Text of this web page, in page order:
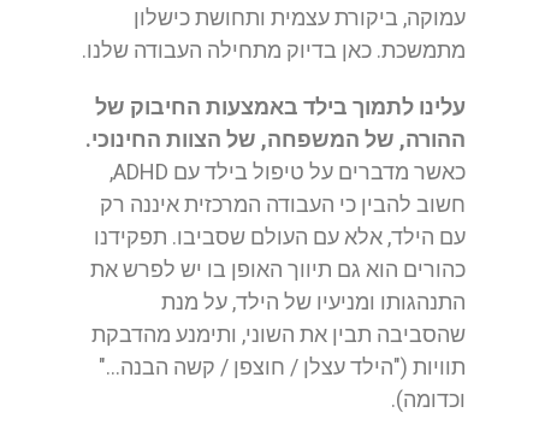
עמוקה, ביקורת עצמית ותחושת כישלון
מתמשכת. כאן בדיוק מתחילה העבודה שלנו.
עלינו לתמוך בילד באמצעות החיבוק של
ההורה, של המשפחה, של הצוות החינוכי.
כאשר מדברים על טיפול בילד עם ADHD,
חשוב להבין כי העבודה המרכזית איננה רק
עם הילד, אלא עם העולם שסביבו. תפקידנו
כהורים הוא גם תיווך האופן בו יש לפרש את
התנהגותו ומניעיו של הילד, על מנת
שהסביבה תבין את השוני, ותימנע מהדבקת
תוויות ("הילד עצלן / חוצפן / קשה הבנה…"
וכדומה).